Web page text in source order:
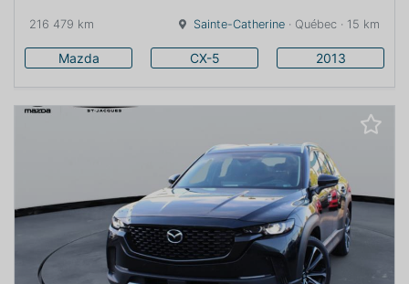
216 479 km Sainte-Catherine · Québec · 15 km
Mazda CX-5 2013